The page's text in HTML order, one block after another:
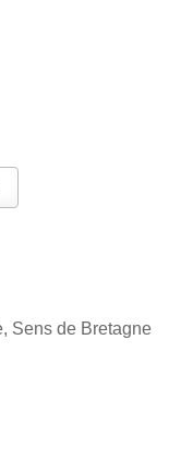
Sens de Bretagne